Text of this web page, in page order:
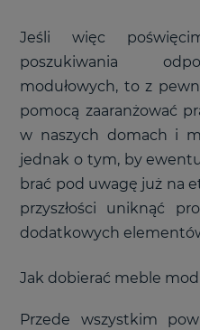
Jeśli więc
poszukiwania
modułowych, to z
pomocą zaaranżować
w naszych domach i
jednak o tym, by
brać pod uwagę już na
przyszłości uniknąć
dodatkowych
Jak dobierać meble
Przede wszystkim